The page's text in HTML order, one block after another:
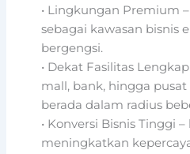
• Lingkungan Premium
sebagai kawasan bisnis
bergengsi.
• Dekat Fasilitas
mall, bank, hingga
berada dalam radius
• Konversi Bisnis Tinggi
meningkatkan